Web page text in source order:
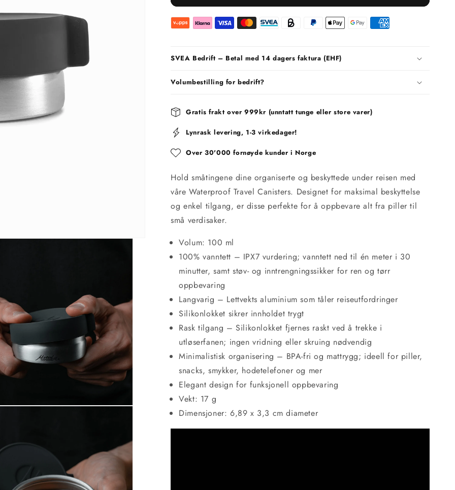
SVEA Bedrift – Betal med 14 dagers faktura (EHF)
Volumbestilling for bedrift?
Gratis frakt over 999kr (unntatt tunge eller store varer)
Lynrask levering, 1-3 virkedager!
Over 30'000 fornøyde kunder i Norge
Hold småtingene dine organiserte og beskyttede under reisen med
våre Waterproof Travel Canisters. Designet for maksimal beskyttelse
og enkel tilgang, er disse perfekte for å oppbevare alt fra piller til
små verdisaker.
Volum: 100 ml
100% vanntett – IPX7 vurdering; vanntett ned til én meter i 30
minutter, samt støv- og inntrengningssikker for ren og tørr
oppbevaring
Langvarig – Lettvekts aluminium som tåler reiseutfordringer
Silikonlokket sikrer innholdet trygt
Rask tilgang – Silikonlokket fjernes raskt ved å trekke i
utløserfanen; ingen vridning eller skruing nødvendig
Minimalistisk organisering – BPA-fri og mattrygg; ideell for piller,
snacks, smykker, hodetelefoner og mer
Elegant design for funksjonell oppbevaring
Vekt: 17 g
Dimensjoner: 6,89 x 3,3 cm diameter